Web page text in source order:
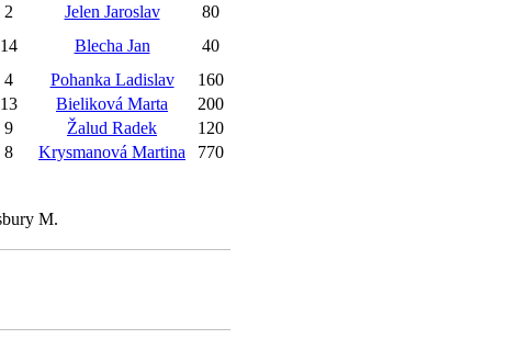
2 Jelen Jaroslav
80
14 Blecha Jan
40
4 Pohanka Ladislav
160
13 Bieliková Marta
200
9 Žalud Radek
120
8 Krysmanová Martina
770
M.